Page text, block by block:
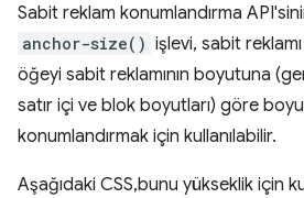
Sabit reklam konumlandırma
anchor-size() işlevi, sabit
öğeyi sabit reklamının boyutuna
satır içi ve blok boyutları) göre
konumlandırmak için kullanılabilir.
Aşağıdaki CSS,bunu yükseklik için